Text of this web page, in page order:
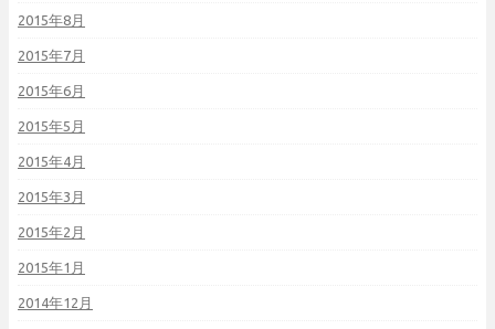
2015年8月
2015年7月
2015年6月
2015年5月
2015年4月
2015年3月
2015年2月
2015年1月
2014年12月